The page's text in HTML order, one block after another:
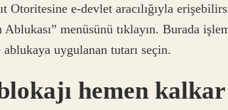
Otoritesine e-devlet aracılığıyla
Ablukası” menüsünü tıklayın. Burada
uygulanan tutarı seçin.
hemen kalkar